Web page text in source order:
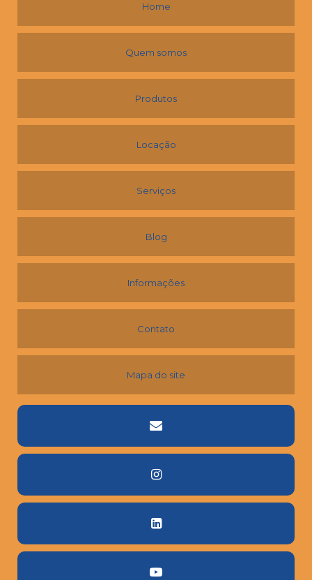
Home
Quem somos
Produtos
Locação
Serviços
Blog
Informações
Contato
Mapa do site